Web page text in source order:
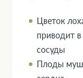
Цветок
приводит
сосуды
Плоды